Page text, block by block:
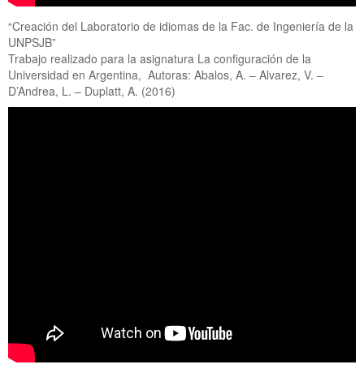
“Creación del Laboratorio de idiomas de la Fac. de Ingeniería de la
UNPSJB”
Trabajo realizado para la asignatura La configuración de la
Universidad en Argentina, Autoras: Abalos, A. – Alvarez, V. –
D’Andrea, L. – Duplatt, A. (2016)